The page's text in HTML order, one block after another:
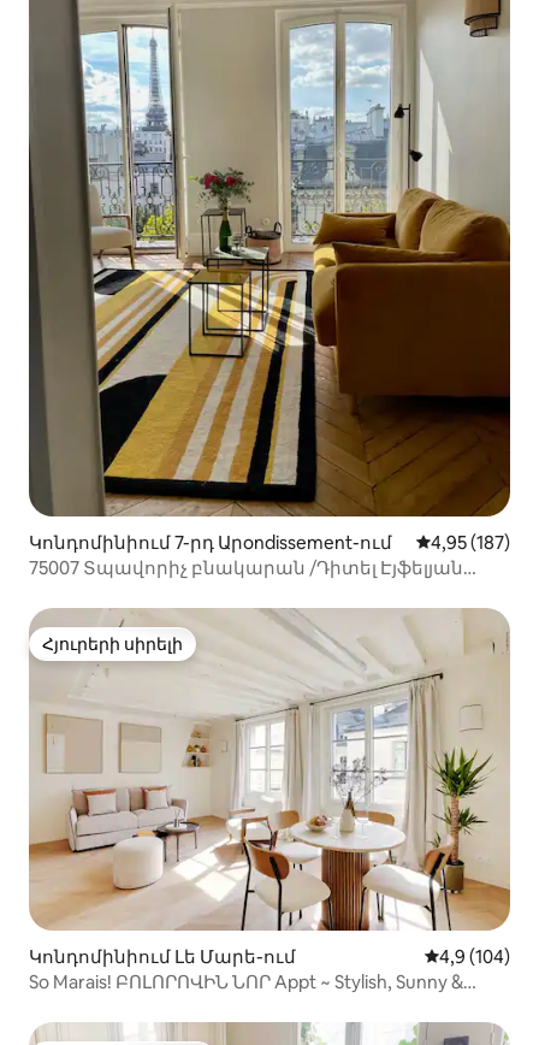
Կոնդոմինիում 7-րդ Արondissement-ում Միջին
4,95 (187)
75007 Տպավորիչ բնակարան /Դիտել Էյֆելյան
Հյուրերի սիրելի
Հյուրերի սիրելի
Կոնդոմինիում Լե Մարե-ում Միջին
4,9 (104)
So Marais! ԲՈԼՈՐՈՎԻՆ ՆՈՐ Appt ~ Stylish, Sunny &